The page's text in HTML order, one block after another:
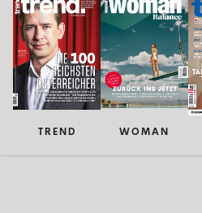
TREND WOMAN